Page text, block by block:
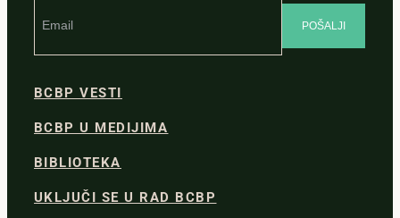
BCBP VESTI
BCBP U MEDIJIMA
BIBLIOTEKA
UKLJUČI SE U RAD BCBP